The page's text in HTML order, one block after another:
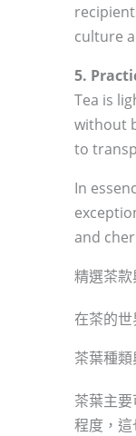
culture
5.
Tea is
without
to
In
and
精選茶
在茶的
茶葉種
茶葉主
程度，